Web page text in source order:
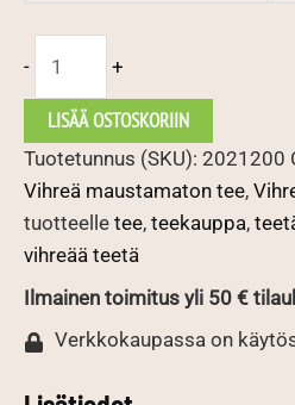
-
OP
määrä
+
LISÄÄ OSTOSKORIIN
Tuotetunnus (SKU): 2021200
Vihreä maustamaton tee,
tuotteelle tee, teekauppa,
vihreää teetä
Ilmainen toimitus yli 50 €
Verkkokaupassa on